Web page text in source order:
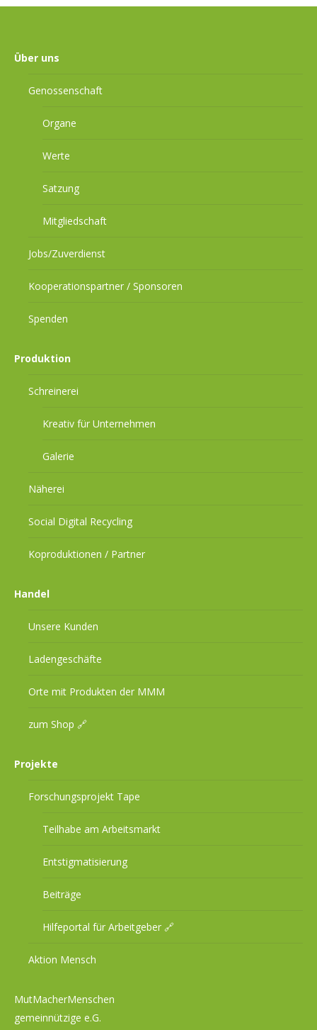
Über uns
Genossenschaft
Organe
Werte
Satzung
Mitgliedschaft
Jobs/Zuverdienst
Kooperationspartner / Sponsoren
Spenden
Produktion
Schreinerei
Kreativ für Unternehmen
Galerie
Näherei
Social Digital Recycling
Koproduktionen / Partner
Handel
Unsere Kunden
Ladengeschäfte
Orte mit Produkten der MMM
zum Shop 🔗
Projekte
Forschungsprojekt Tape
Teilhabe am Arbeitsmarkt
Entstigmatisierung
Beiträge
Hilfeportal für Arbeitgeber 🔗
Aktion Mensch
MutMacherMenschen
gemeinnützige e.G.